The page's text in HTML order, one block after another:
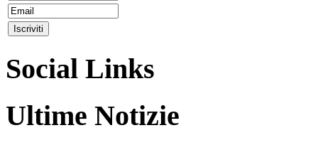
Social Links
Ultime Notizie